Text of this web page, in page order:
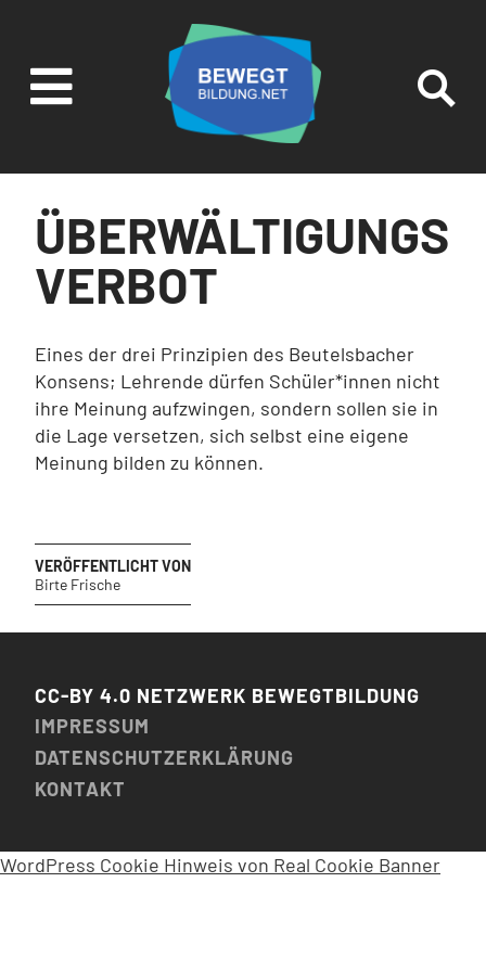
ÜBERWÄLTIGUNGS
VERBOT
Eines der drei Prinzipien des Beutelsbacher
Konsens; Lehrende dürfen Schüler*innen nicht
ihre Meinung aufzwingen, sondern sollen sie in
die Lage versetzen, sich selbst eine eigene
Meinung bilden zu können.
VERÖFFENTLICHT VON
Birte Frische
CC-BY 4.0 NETZWERK BEWEGTBILDUNG
IMPRESSUM
DATENSCHUTZERKLÄRUNG
KONTAKT
SUCHEN UND
FILTERN
WordPress Cookie Hinweis von Real Cookie Banner